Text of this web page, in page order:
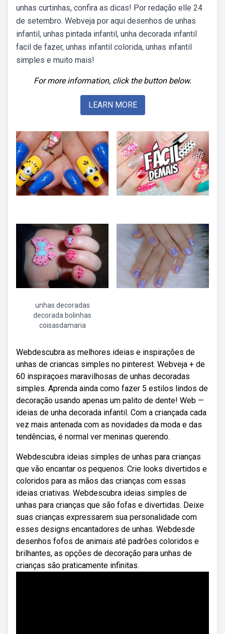
unhas curtinhas, confira as dicas! Por redação elle 24
de setembro. Webveja por aqui desenhos de unhas
infantil, unhas pintada infantil, unha decorada infantil
facil de fazer, unhas infantil colorida, unhas infantil
simples e muito mais!
For more information, click the button below.
LEARN MORE
unhas decoradas
decorada bolinhas
coisasdamaria
Webdescubra as melhores ideias e inspirações de
unhas de criancas simples no pinterest. Webveja + de
60 inspiraçoes maravilhosas de unhas decoradas
simples. Aprenda ainda como fazer 5 estilos lindos de
decoração usando apenas um palito de dente! Web —
ideias de unha decorada infantil. Com a criançada cada
vez mais antenada com as novidades da moda e das
tendências, é normal ver meninas querendo.
Webdescubra ideias simples de unhas para crianças
que vão encantar os pequenos. Crie looks divertidos e
coloridos para as mãos das crianças com essas
ideias criativas. Webdescubra ideias simples de
unhas para crianças que são fofas e divertidas. Deixe
suas crianças expressarem sua personalidade com
esses designs encantadores de unhas. Webdesde
desenhos fofos de animais até padrões coloridos e
brilhantes, as opções de decoração para unhas de
crianças são praticamente infinitas.